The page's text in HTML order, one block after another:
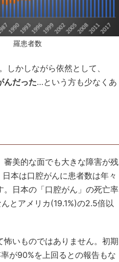
羅患者数
かしながら依然として、
んだった…という方も少なくあ
美的な面でも大きな障害が残
本は口腔がんに患者数は年々
日本の「口腔がん」の死亡率
とアメリカ(19.1%)の2.5倍以
いものではありません。初期
が90%を上回るとの報告もな